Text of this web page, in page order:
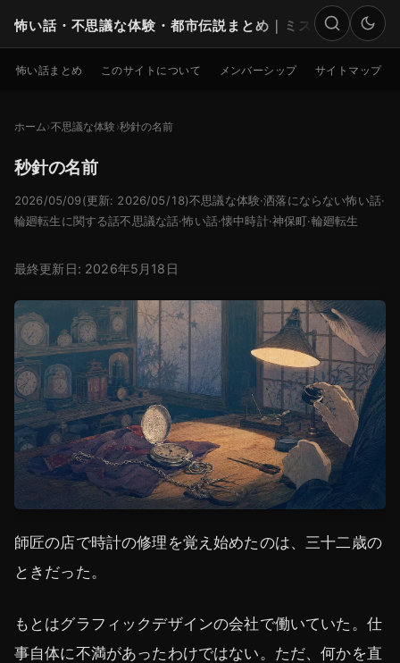
怖い話・不思議な体験・都市伝説まとめ｜ミステリー
検索
怖い話まとめ このサイトについて メンバーシップ サイトマップ
ホーム 不思議な体験 秒針の名前
秒針の名前
2026/05/09(更新: 2026/05/18)不思議な体験·洒落にならない怖い話·
輪廻転生に関する話不思議な話·怖い話·懐中時計·神保町·輪廻転生
最終更新日: 2026年5月18日
師匠の店で時計の修理を覚え始めたのは、三十二歳の
ときだった。
もとはグラフィックデザインの会社で働いていた。仕
事自体に不満があったわけではない。ただ、何かを直